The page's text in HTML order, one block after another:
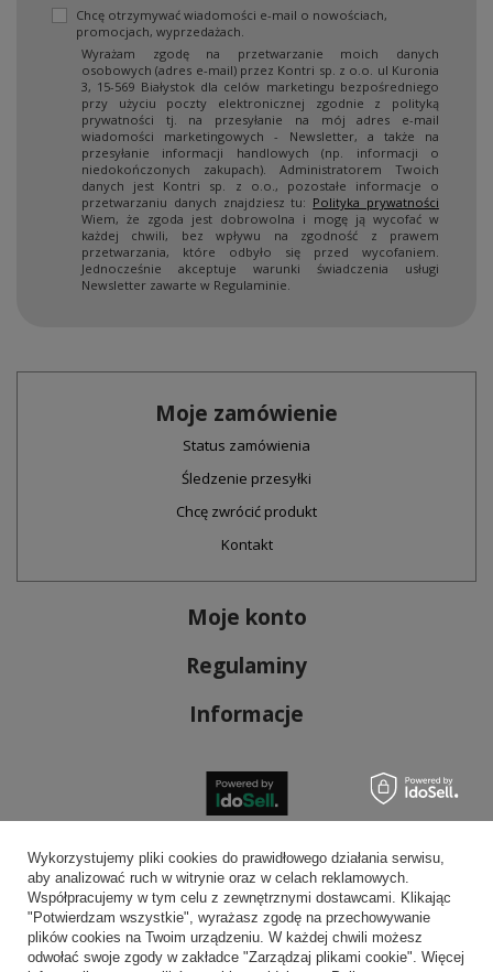
Chcę otrzymywać wiadomości e-mail o nowościach,
promocjach, wyprzedażach.
Wyrażam zgodę na przetwarzanie moich danych
osobowych (adres e-mail) przez Kontri sp. z o.o. ul Kuronia
3, 15-569 Białystok dla celów marketingu bezpośredniego
przy użyciu poczty elektronicznej zgodnie z polityką
prywatności tj. na przesyłanie na mój adres e-mail
wiadomości marketingowych - Newsletter, a także na
przesyłanie informacji handlowych (np. informacji o
niedokończonych zakupach). Administratorem Twoich
danych jest Kontri sp. z o.o., pozostałe informacje o
przetwarzaniu danych znajdziesz tu: Polityka prywatności
Wiem, że zgoda jest dobrowolna i mogę ją wycofać w
każdej chwili, bez wpływu na zgodność z prawem
przetwarzania, które odbyło się przed wycofaniem.
Jednocześnie akceptuje warunki świadczenia usługi
Newsletter zawarte w Regulaminie.
Moje zamówienie
Status zamówienia
Śledzenie przesyłki
Chcę zwrócić produkt
Kontakt
Moje konto
Regulaminy
Informacje
Bezpieczne płatności
Wygodna dostawa
Wykorzystujemy pliki cookies do prawidłowego działania serwisu,
aby analizować ruch w witrynie oraz w celach reklamowych.
Współpracujemy w tym celu z zewnętrznymi dostawcami. Klikając
"Potwierdzam wszystkie", wyrażasz zgodę na przechowywanie
plików cookies na Twoim urządzeniu. W każdej chwili możesz
odwołać swoje zgody w zakładce "Zarządzaj plikami cookie". Więcej